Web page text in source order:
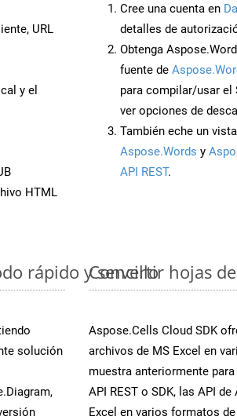
URL
y el
HTML
Cree una cuenta en
detalles de
Obtenga
fuente de
para compilar/usar el
ver opciones de
También eche un
Aspose.Words y
API REST.
rápido y sencillo
solución
Convertir hojas
Aspose.Cells Cloud SDK
archivos de MS Excel en
muestra anteriormente
API REST o SDK, las API
Excel en varios formatos de